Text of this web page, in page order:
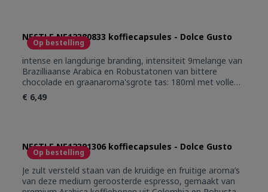
Op bestelling
NESTLE NE12380833 koffiecapsules - Dolce Gusto
intense en langdurige branding, intensiteit 9melange van
Brazilliaanse Arabica en Robustatonen van bittere
chocolade en graanaroma'sgrote tas: 180ml met volle
cremalaag16 capsules
€ 6,49
Op bestelling
NESTLE NE12391306 koffiecapsules - Dolce Gusto
Je zult versteld staan van de kruidige en fruitige aroma’s
van deze medium geroosterde espresso, gemaakt van